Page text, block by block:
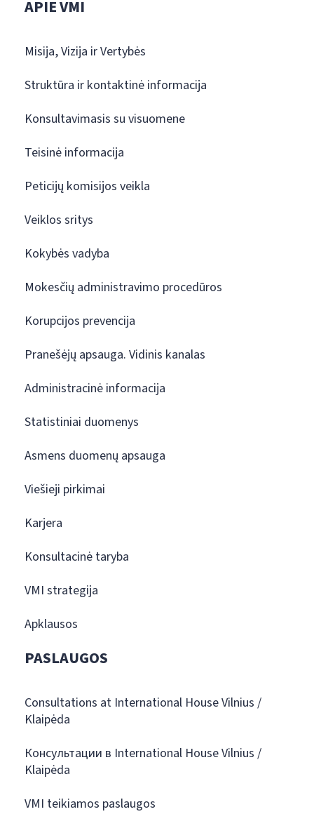
APIE VMI
Misija, Vizija ir Vertybės
Struktūra ir kontaktinė informacija
Konsultavimasis su visuomene
Teisinė informacija
Peticijų komisijos veikla
Veiklos sritys
Kokybės vadyba
Mokesčių administravimo procedūros
Korupcijos prevencija
Pranešėjų apsauga. Vidinis kanalas
Administracinė informacija
Statistiniai duomenys
Asmens duomenų apsauga
Viešieji pirkimai
Karjera
Konsultacinė taryba
VMI strategija
Apklausos
PASLAUGOS
Consultations at International House Vilnius /
Klaipėda
Консультации в International House Vilnius /
Klaipėda
VMI teikiamos paslaugos